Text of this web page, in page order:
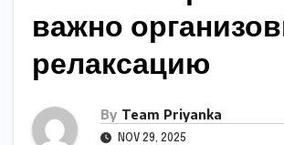
важно
релаксацию
By Team Priyanka
NOV 29, 2025